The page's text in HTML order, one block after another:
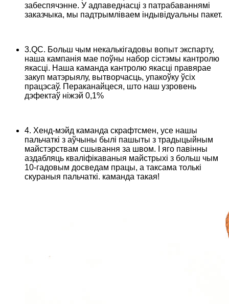
забеспячэнне. У адпаведнасці з патрабаваннямі
заказчыка, мы падтрымліваем індывідуальны пакет.
3.QC. Больш чым некалькігадовы вопыт экспарту,
наша кампанія мае поўны набор сістэмы кантролю
якасці. Наша каманда кантролю якасці правярае
закуп матэрыялу, вытворчасць, упакоўку ўсіх
працэсаў. Пераканайцеся, што наш узровень
дэфектаў ніжэй 0,1%
4. Хенд-мэйд каманда скрафтсмен, усе нашы
пальчаткі з аўчыны былі пашыты з традыцыйным
майстэрствам сшывання за швом. І яго павінны
аздабляць кваліфікаваныя майстрыхі з больш чым
10-гадовым досведам працы, а таксама толькі
скураныя пальчаткі. каманда такая!